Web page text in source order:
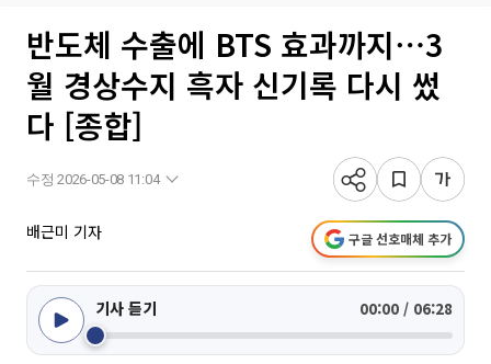
반도체 수출에 BTS 효과까지⋯3
월 경상수지 흑자 신기록 다시 썼
다 [종합]
수정 2026-05-08 11:04
배근미 기자 구글 선호매체 추가
기사 듣기 00:00 / 06:28